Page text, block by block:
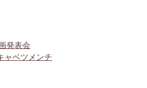
発表会
ャベツメンチ